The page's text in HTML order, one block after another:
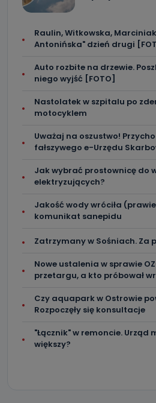
Raulin, Witkowska,
Antonińska" dzień drugi
Auto rozbite na drzewie.
niego wyjść [FOTO]
Nastolatek w szpitalu po
motocyklem
Uważaj na oszustwo!
fałszywego e-Urzędu
Jak wybrać prostownicę do
elektryzujących?
Jakość wody wróciła
komunikat sanepidu
Zatrzymany w Sośniach. Za
Nowe ustalenia w sprawie
przetargu, a kto próbował
Czy aquapark w Ostrowie
Rozpoczęły się konsultacje
"Łącznik" w remoncie. Urząd
większy?